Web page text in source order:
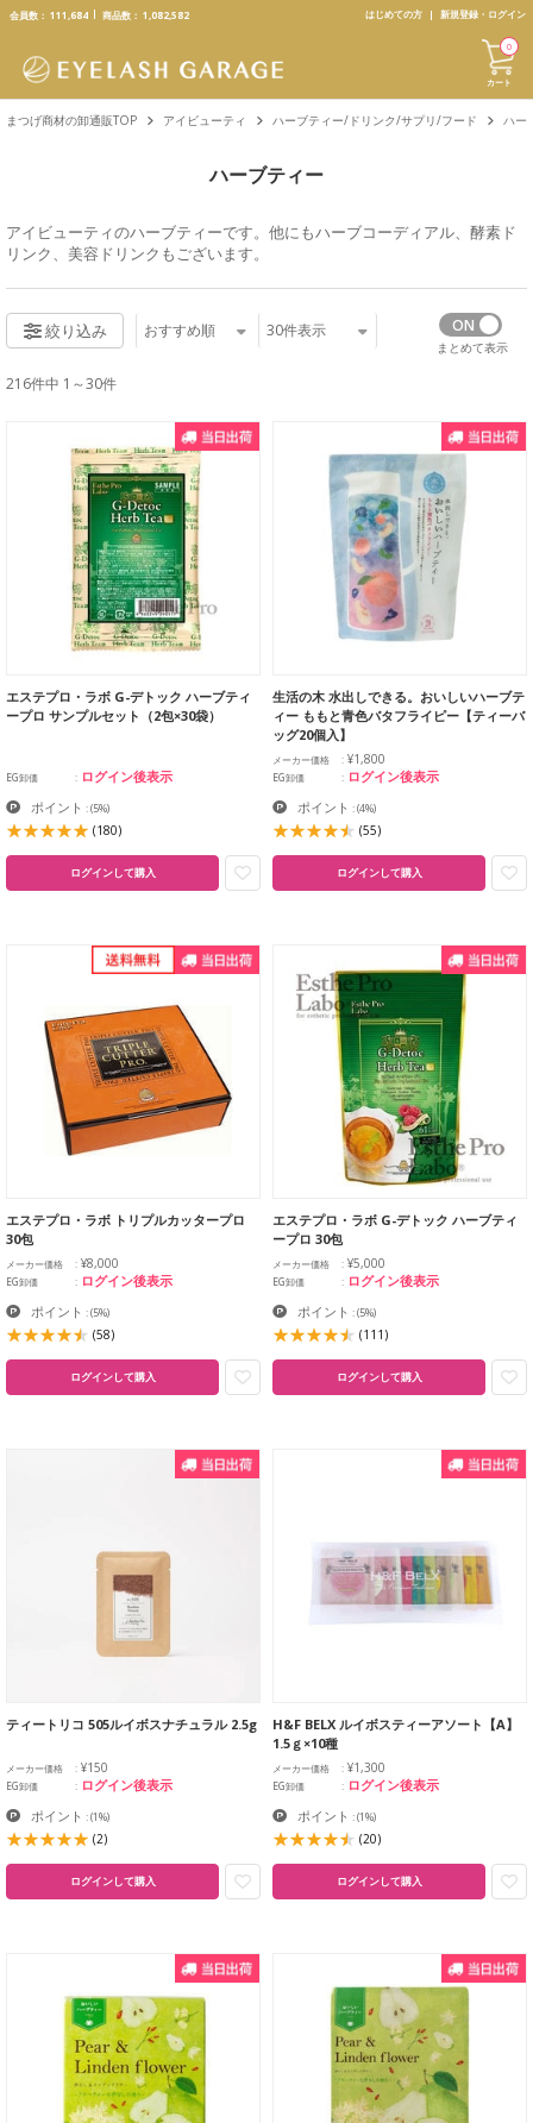
text.skipToContent
text.skipToNavigation
会員数： 111,684 商品数： 1,082,582 はじめての方 新規登録・ログイン
カート
0
まつげ商材の卸通販TOP アイビューティ ハーブティー/ドリンク/サプリ/フード ハー
ハーブティー
アイビューティのハーブティーです。他にもハーブコーディアル、 酵素ド
リンク、 美容ドリンク もございます。
絞り込み おすすめ順 30件表示
まとめて表示
216件中 1～30件
エステプロ・ラボ G-デトック ハーブティ
ープロ サンプルセット（2包×30袋）
EG卸価 ログイン後表示
ポイント :(5%)
(180)
ログインして購入
生活の木 水出しできる。おいしいハーブテ
ィー ももと青色バタフライピー【ティーバ
ッグ20個入】
メーカー価格 ¥1,800
EG卸価 ログイン後表示
ポイント :(4%)
(55)
ログインして購入
エステプロ・ラボ トリプルカッタープロ
30包
メーカー価格 ¥8,000
EG卸価 ログイン後表示
ポイント :(5%)
(58)
ログインして購入
エステプロ・ラボ G-デトック ハーブティ
ープロ 30包
メーカー価格 ¥5,000
EG卸価 ログイン後表示
ポイント :(5%)
(111)
ログインして購入
ティートリコ 505ルイボスナチュラル 2.5g
メーカー価格 ¥150
EG卸価 ログイン後表示
ポイント :(1%)
(2)
ログインして購入
H&F BELX ルイボスティーアソート【A】
1.5ｇ×10種
メーカー価格 ¥1,300
EG卸価 ログイン後表示
ポイント :(1%)
(20)
ログインして購入